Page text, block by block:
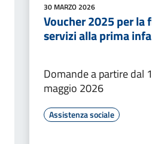
30 MARZO 2026
Voucher 2025 per la
servizi alla prima
Domande a partire dal
maggio 2026
Assistenza sociale